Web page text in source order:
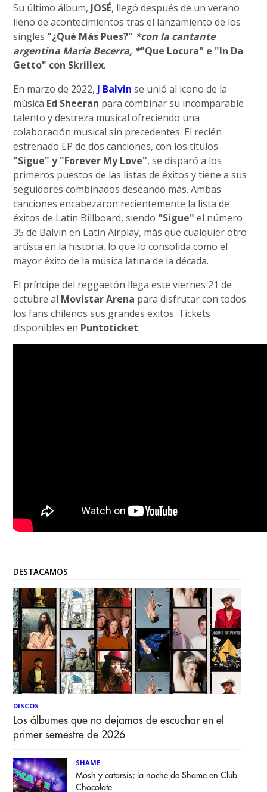
Su último álbum, JOSÉ, llegó después de un verano
lleno de acontecimientos tras el lanzamiento de los
singles "¿Qué Más Pues?" *con la cantante
argentina María Becerra, *"Que Locura" e "In Da
Getto" con Skrillex.
En marzo de 2022, J Balvin se unió al icono de la
música Ed Sheeran para combinar su incomparable
talento y destreza musical ofreciendo una
colaboración musical sin precedentes. El recién
estrenado EP de dos canciones, con los títulos
"Sigue" y "Forever My Love", se disparó a los
primeros puestos de las listas de éxitos y tiene a sus
seguidores combinados deseando más. Ambas
canciones encabezaron recientemente la lista de
éxitos de Latin Billboard, siendo "Sigue" el número
35 de Balvin en Latin Airplay, más que cualquier otro
artista en la historia, lo que lo consolida como el
mayor éxito de la música latina de la década.
El príncipe del reggaetón llega este viernes 21 de
octubre al Movistar Arena para disfrutar con todos
los fans chilenos sus grandes éxitos. Tickets
disponibles en Puntoticket.
DESTACAMOS
DISCOS
Los álbumes que no dejamos de escuchar en el
primer semestre de 2026
SHAME
Mosh y catarsis; la noche de Shame en Club
Chocolate